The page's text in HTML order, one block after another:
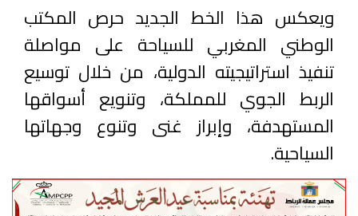
ويعكس هذا الخط الجديد حرص المكتب
الوطني المغربي للسياحة على مواصلة
تنفيذ استراتيجيته الدولية، من خلال توسيع
الربط الجوي للمملكة، وتنويع أسواقها
المستهدفة، وإبراز غنى وتنوع وجهاتها
السياحية.